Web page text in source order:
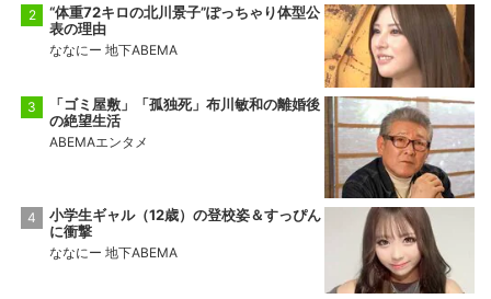
“体重72キロの北川景子”ぽっちゃり体型公
表の理由
ななにー 地下ABEMA
「ゴミ屋敷」「孤独死」布川敏和の離婚後
の絶望生活
ABEMAエンタメ
小学生ギャル（12歳）の登校姿＆すっぴん
に衝撃
ななにー 地下ABEMA